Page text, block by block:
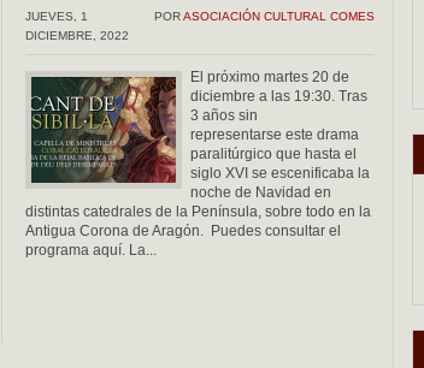
PORASOCIACIÓN CULTURAL COMES
JUEVES, 1
DICIEMBRE, 2022
El próximo martes 20 de
diciembre a las 19:30. Tras
3 años sin
representarse este drama
paralitúrgico que hasta el
siglo XVI se escenificaba la
noche de Navidad en
distintas catedrales de la Península, sobre todo en la
Antigua Corona de Aragón. Puedes consultar el
programa aquí. La...